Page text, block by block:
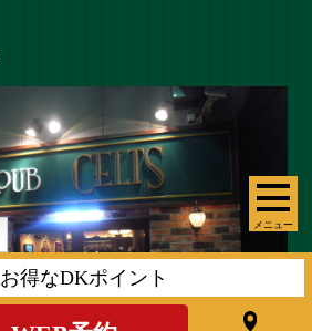
メニュー
お得なDKポイント